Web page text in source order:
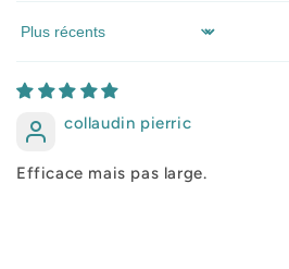
Sort by
collaudin pierric
Efficace mais pas large.